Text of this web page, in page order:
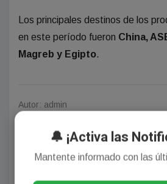
Los principales destinos de los
en este período fueron China,
Magreb y Egipto.
Autor: admin
NOTICIA ANTERIOR
🔔 ¡Activa las
Mantente informado con las